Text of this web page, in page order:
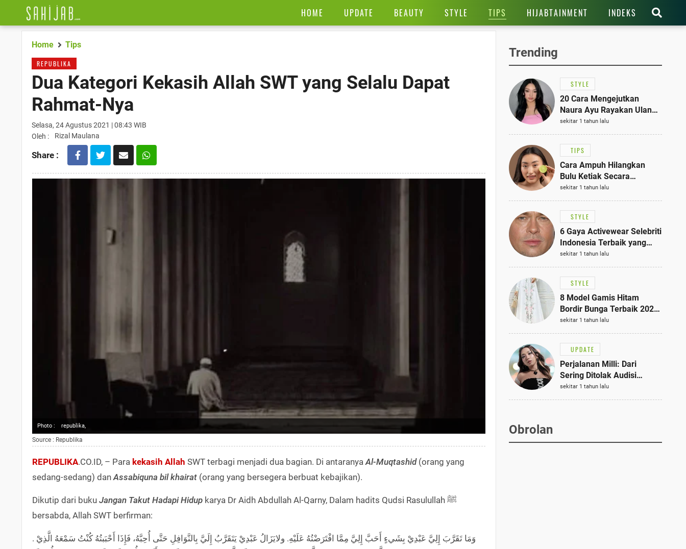
HOME UPDATE BEAUTY STYLE TIPS HIJABTAINMENT INDEKS
Home Tips
REPUBLIKA
Dua Kategori Kekasih Allah SWT yang Selalu Dapat
Rahmat-Nya
Selasa, 24 Agustus 2021 | 08:43 WIB
Oleh :
Rizal Maulana
Share :
Photo : republika,
Source : Republika
REPUBLIKA.CO.ID, – Para kekasih Allah SWT terbagi menjadi dua bagian. Di antaranya Al-Muqtashid(orang yang
sedang-sedang) dan Assabiquna bil khairat (orang yang bersegera berbuat kebajikan).
Dikutip dari buku Jangan Takut Hadapi Hidup karya Dr Aidh Abdullah Al-Qarny, Dalam hadits Qudsi Rasulullah ﷺ
bersabda, Allah SWT berfirman:
. وَمَا تَقَرَّبَ إِلِيَّ عَبْدِيْ بِشَيءٍ أَحَبَّ إِلِيَّ مِمَّا افْتَرَضْتُهُ عَلَيْهِ. ولايَزَالُ عَبْدِيْ يَتَقَرَّبُ إِلَيَّ بِالنَّوَافِلِ حَتَّى أُحِبَّهُ، فَإِذَا أَحْبَبتُهُ كُنْتُ سَمْعَهُ الَّذِيْ
Trending
STYLE
20 Cara Mengejutkan
Naura Ayu Rayakan Ulang
Tahun di Panti Asuhan,
Terlihat Anggun dengan
Kaftan Cokelat
sekitar 1 tahun lalu
TIPS
Cara Ampuh Hilangkan
Bulu Ketiak Secara
Permanen dalam 5
Langkah Sederhana
sekitar 1 tahun lalu
STYLE
6 Gaya Activewear Selebriti
Indonesia Terbaik yang
Bisa Jadi Inspirasi
Fashionmu
sekitar 1 tahun lalu
STYLE
8 Model Gamis Hitam
Bordir Bunga Terbaik 2025,
Stylish untuk Hangout
hingga Acara Semi-Formal
sekitar 1 tahun lalu
UPDATE
Perjalanan Milli: Dari
Sering Ditolak Audisi
hingga Menjadi Rapper Top
10 Thailand
sekitar 1 tahun lalu
Obrolan